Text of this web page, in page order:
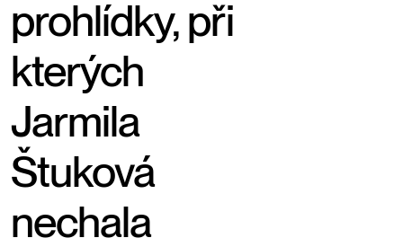
prohlídky, při
kterých
Jarmila
Štuková
nechala